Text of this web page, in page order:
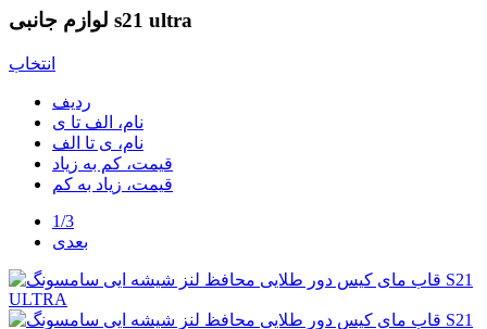
لوازم جانبی s21 ultra
انتخاب
ردیف
نام، الف تا ی
نام، ی تا الف
قیمت، کم به زیاد
قیمت، زیاد به کم
1/3
بعدی